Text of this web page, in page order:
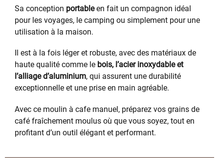
Sa conception portableen fait un compagnon idéal
pour les voyages, le camping ou simplement pour une
utilisation à la maison.
Il est à la fois léger et robuste, avec des matériaux de
haute qualité comme le bois, l’acier inoxydable et
l’alliage d’aluminium, qui assurent une durabilité
exceptionnelle et une prise en main agréable.
Avec ce moulin à cafe manuel, préparez vos grains de
café fraîchement moulus où que vous soyez, tout en
profitant d’un outil élégant et performant.